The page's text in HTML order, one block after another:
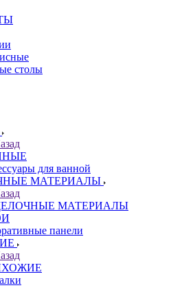
столы
для ванной
МАТЕРИАЛЫ
МАТЕРИАЛЫ
панели